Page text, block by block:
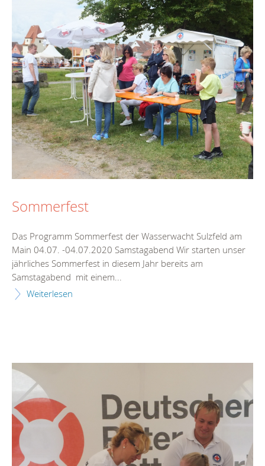
Sommerfest
Das Programm Sommerfest der Wasserwacht Sulzfeld am
Main 04.07. -04.07.2020 Samstagabend Wir starten unser
jährliches Sommerfest in diesem Jahr bereits am
Samstagabend mit einem...
Weiterlesen